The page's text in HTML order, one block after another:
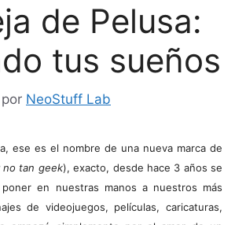
de Pelusa:
tus sueños
por NeoStuff Lab
ese es el nombre de una nueva marca de
no tan geek), exacto, desde hace 3 años se
en nuestras manos a nuestros más
de videojuegos, películas, caricaturas,